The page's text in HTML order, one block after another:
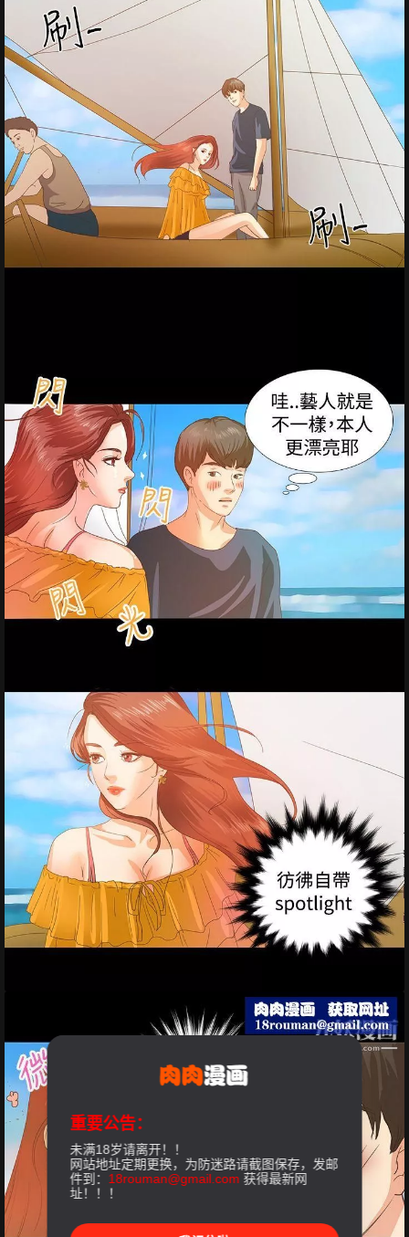
重要公告：
未满18岁请离开！！
网站地址定期更换，为防迷路请截图保存，发邮
件到： 18rouman@gmail.com 获得最新网
址！！！